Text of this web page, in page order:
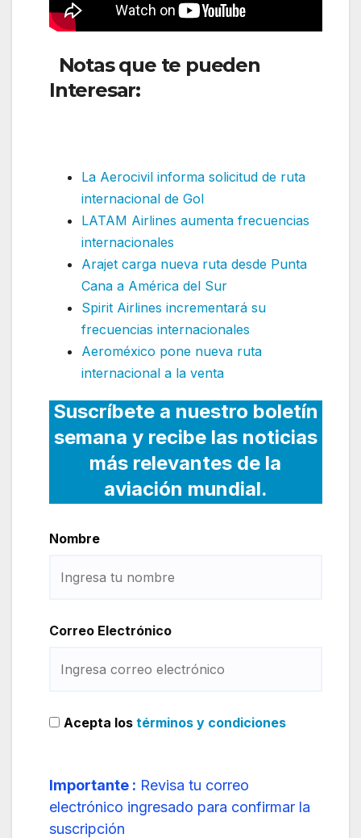
Notas que te pueden
Interesar:
La Aerocivil informa solicitud de ruta
internacional de Gol
LATAM Airlines aumenta frecuencias
internacionales
Arajet carga nueva ruta desde Punta
Cana a América del Sur
Spirit Airlines incrementará su
frecuencias internacionales
Aeroméxico pone nueva ruta
internacional a la venta
Suscríbete a nuestro boletín
semana y recibe las noticias
más relevantes de la
aviación mundial.
Nombre
Correo Electrónico
Acepta los términos y condiciones
Importante : Revisa tu correo
electrónico ingresado para confirmar la
suscripción